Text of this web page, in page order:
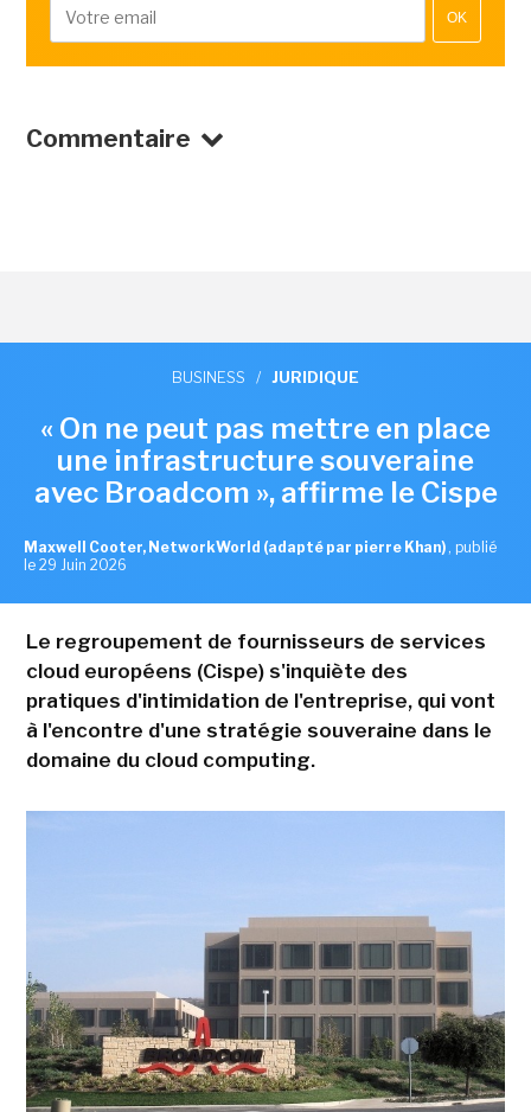
OK
Commentaire
BUSINESS / JURIDIQUE
« On ne peut pas mettre en place
une infrastructure souveraine
avec Broadcom », affirme le Cispe
Maxwell Cooter, NetworkWorld (adapté par pierre Khan) , publié
le 29 Juin 2026
Le regroupement de fournisseurs de services
cloud européens (Cispe) s'inquiète des
pratiques d'intimidation de l'entreprise, qui vont
à l'encontre d'une stratégie souveraine dans le
domaine du cloud computing.